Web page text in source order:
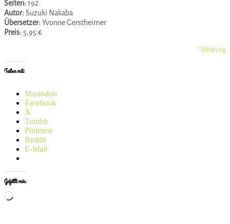
Seiten: 192
Autor: Suzuki Nakaba
Übersetzer: Yvonne Gerstheimer
Preis: 5,95 €
* Erklärung
Teilen mit:
Mastodon
Facebook
X
Tumblr
Pinterest
Reddit
E-Mail
Gefällt mir:
Wird